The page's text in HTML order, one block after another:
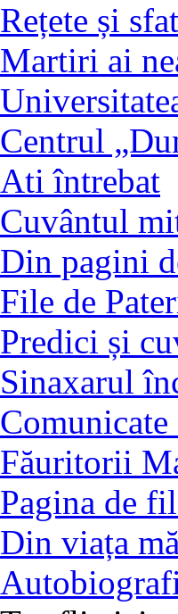
Rețete și
Martiri ai
Centrul
Ati întrebat
Cuvântul
Din pagini
File de
Predici și
Sinaxarul
Comunicate
Făuritorii
Pagina de
Din viața